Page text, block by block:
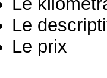
Le
Le prix